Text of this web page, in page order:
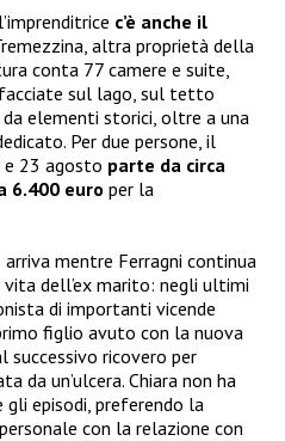
c’è anche il
altra proprietà della
conta 77 camere e suite,
sul lago, sul tetto
elementi storici, oltre a una
Per due persone, il
23 agosto parte da circa
6.400 euro per la
mentre Ferragni continua
dell’ex marito: negli ultimi
di importanti vicende
figlio avuto con la nuova
successivo ricovero per
da un’ulcera. Chiara non ha
episodi, preferendo la
con la relazione con